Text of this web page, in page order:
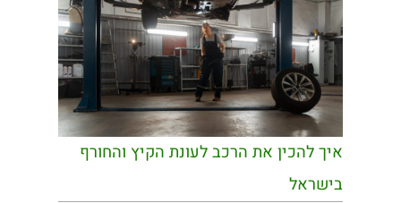
איך להכין את הרכב לעונת הקיץ והחורף
בישראל